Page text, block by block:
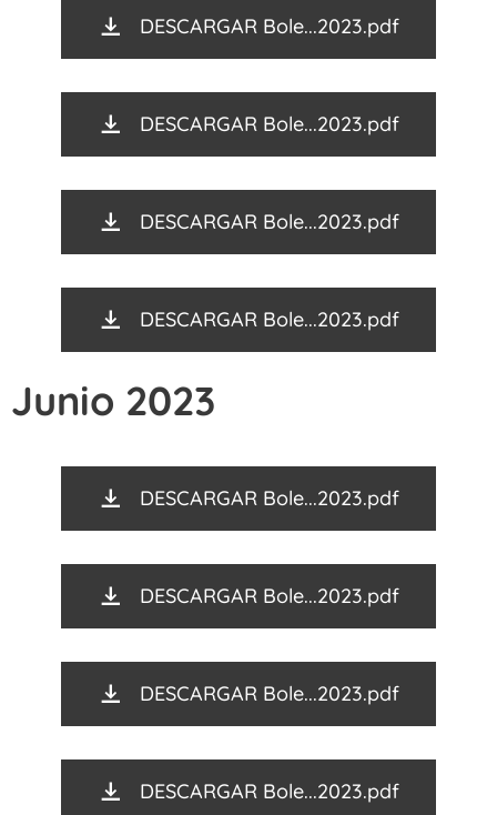
DESCARGAR Bole...2023.pdf
DESCARGAR Bole...2023.pdf
DESCARGAR Bole...2023.pdf
DESCARGAR Bole...2023.pdf
Junio 2023
DESCARGAR Bole...2023.pdf
DESCARGAR Bole...2023.pdf
DESCARGAR Bole...2023.pdf
DESCARGAR Bole...2023.pdf